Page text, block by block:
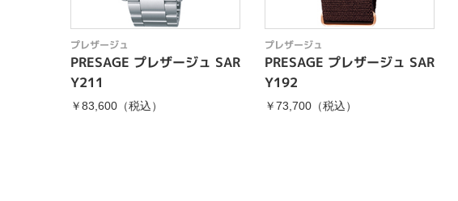
プレザージュ
PRESAGE プレザージュ SAR
Y211
￥83,600（税込）
プレザージュ
PRESAGE プレザージュ SAR
Y192
￥73,700（税込）